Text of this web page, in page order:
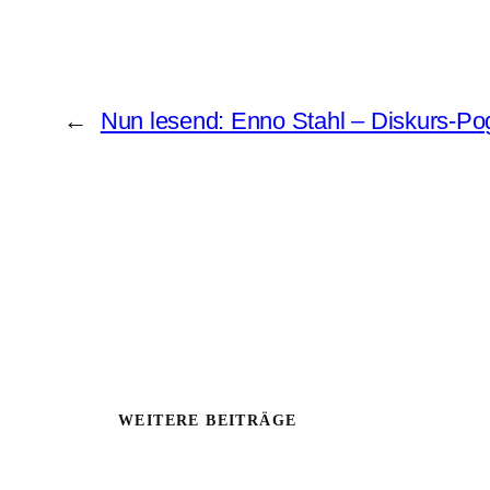
← Nun lesend: Enno Stahl – Diskurs-
WEITERE BEITRÄGE